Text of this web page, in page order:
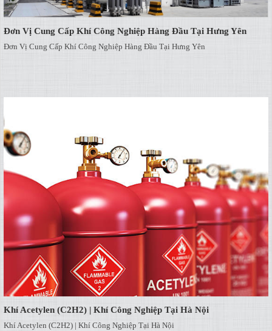
Đơn Vị Cung Cấp Khí Công Nghiệp Hàng Đầu Tại Hưng Yên
Đơn Vị Cung Cấp Khí Công Nghiệp Hàng Đầu Tại Hưng Yên
Khí Acetylen (C2H2) | Khí Công Nghiệp Tại Hà Nội
Khí Acetylen (C2H2) | Khí Công Nghiệp Tại Hà Nội